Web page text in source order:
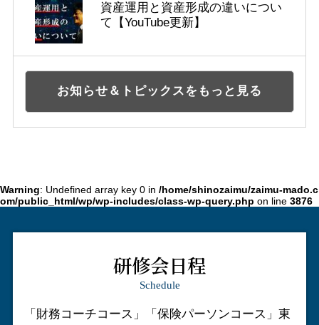
資産運用と資産形成の違いについ
て【YouTube更新】
お知らせ＆トピックスをもっと見る
Warning: Undefined array key 0 in /home/shinozaimu/zaimu-mado.c
om/public_html/wp/wp-includes/class-wp-query.php on line 3876
研修会日程
Schedule
「財務コーチコース」「保険パーソンコース」東